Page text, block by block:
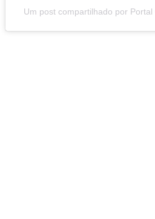
Um post compartilhado por